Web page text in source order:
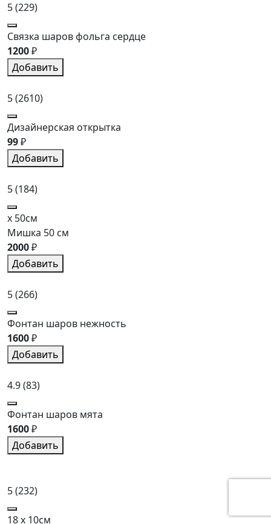
5(229)
Связка шаров фольга сердце
1200₽
Добавить
5(2610)
Дизайнерская открытка
99₽
Добавить
5(184)
x 50см
Мишка 50 см
2000₽
Добавить
5(266)
Фонтан шаров нежность
1600₽
Добавить
4.9(83)
Фонтан шаров мята
1600₽
Добавить
5(232)
18 x 10см